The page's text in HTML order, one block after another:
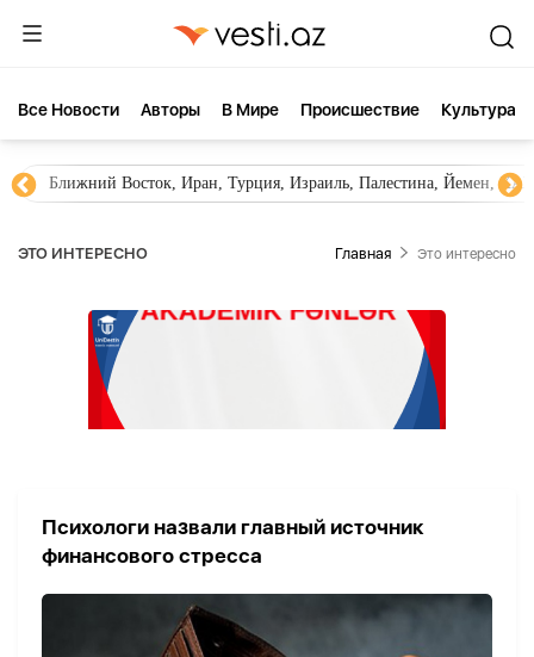
Все Новости Aвторы В Мире Происшествие Культура
Ближний Восток, Иран, Турция, Израиль, Палестина, Йемен,
ЭТО ИНТЕРЕСНО Главная Это интересно
Психологи назвали главный источник
финансового стресса